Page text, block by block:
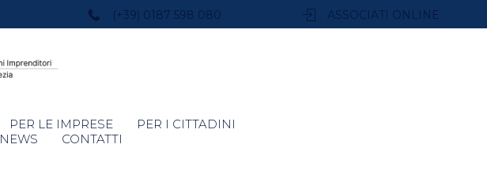
(+39) 0187 598 080 ASSOCIATI ONLINE
PER LE IMPRESE
PER I CITTADINI
NEWS CONTATTI